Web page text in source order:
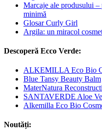
Marcaje ale produsului
minimă
Glosar Curly Girl
Argila: un miracol
Descoperă Ecco Verde:
ALKEMILLA Eco Bio
Blue Tansy Beauty Balm
MaterNatura
SANTAVERDE Aloe
Alkemilla Eco Bio
Noutăți: